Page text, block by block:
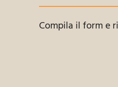
Compila il form e